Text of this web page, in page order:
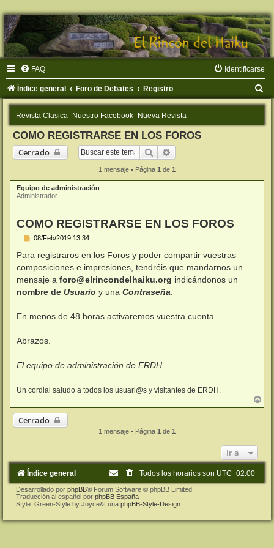
FAQ Identificarse
Índice general Foro de Debates Registro
u
Revista Clasica Nuestro Facebook Nueva Revista
COMO REGISTRARSE EN LOS FOROS
Cerrado
Buscar
1 mensaje • Página 1 de 1
Equipo de administración
Administrador
COMO REGISTRARSE EN LOS FOROS
M
n
a
j
e
08/Feb/2019 13:34
Para registraros en los Foros y poder compartir vuestras
composiciones e impresiones, tendréis que mandarnos un
mensaje a foro@elrincondelhaiku.org indicándonos un
nombre de Usuario y una Contraseña
En menos de 48 horas activaremos vuestra cuenta.
Abrazos.
El equipo de administración de ERDH
Un cordial saludo a todos los usuari@s y visitantes de ERDH.
r
Cerrado
1 mensaje • Página 1 de 1
Ir a
Índice general Todos los horarios son UTC+02:00
Desarrollado por phpBB® Forum Software © phpBB Limited
Traducción al español por phpBB España
Style: Green-Style by Joyce&Luna phpBB-Style-Design